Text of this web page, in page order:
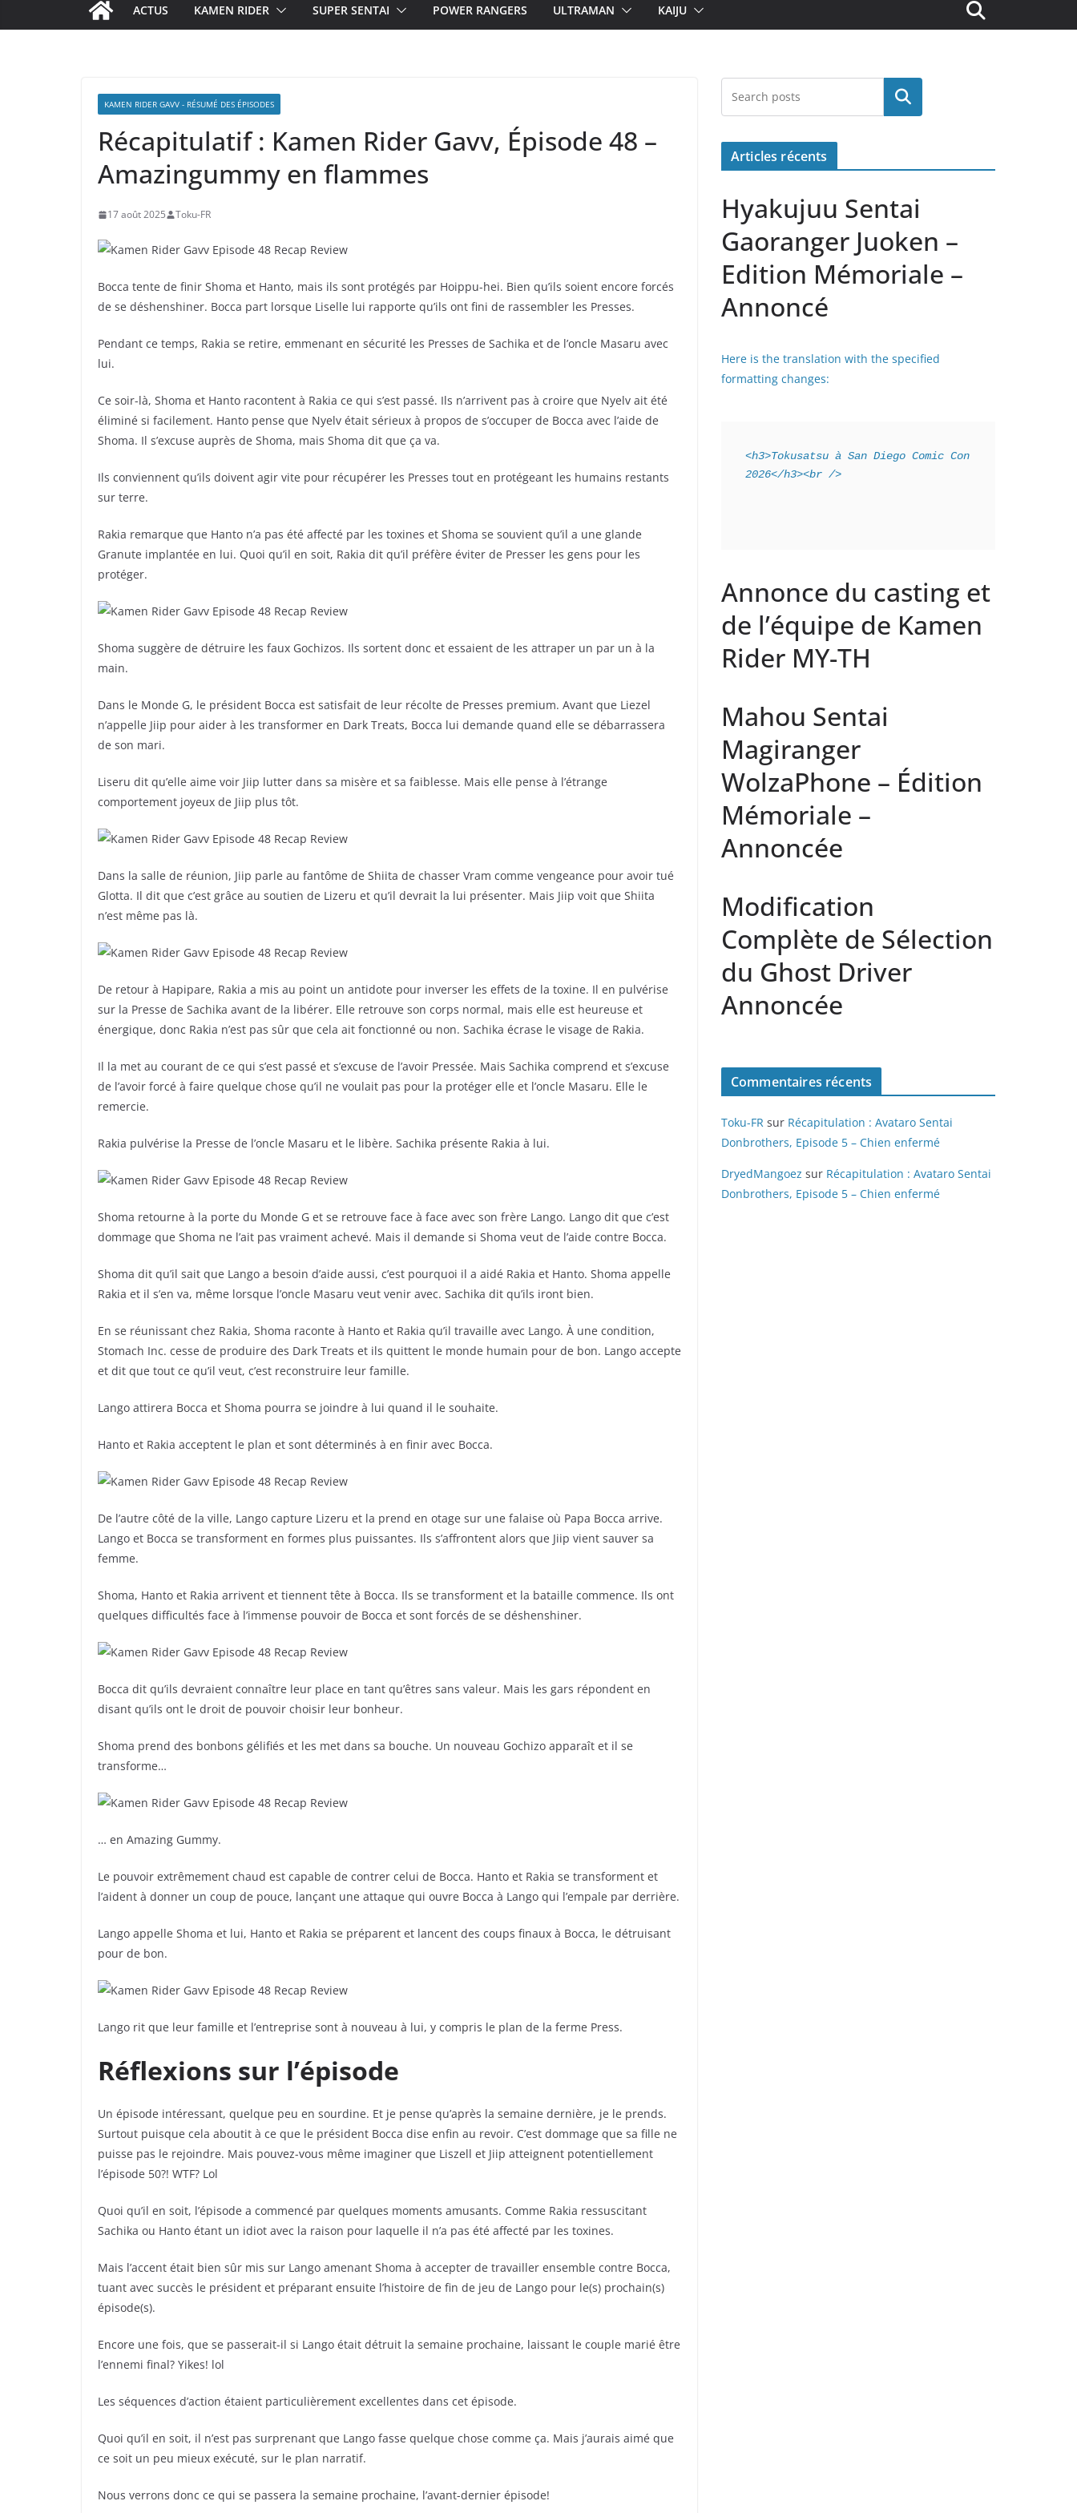
ACTUS KAMEN RIDER SUPER SENTAI POWER RANGERS ULTRAMAN KAIJU
KAMEN RIDER GAVV - RÉSUMÉ DES ÉPISODES
Récapitulatif : Kamen Rider Gavv, Épisode 48 –
Amazingummy en flammes
17 août 2025 Toku-FR
Bocca tente de finir Shoma et Hanto, mais ils sont protégés par Hoippu-hei. Bien qu’ils soient encore forcés
de se déshenshiner. Bocca part lorsque Liselle lui rapporte qu’ils ont fini de rassembler les Presses.
Pendant ce temps, Rakia se retire, emmenant en sécurité les Presses de Sachika et de l’oncle Masaru avec
lui.
Ce soir-là, Shoma et Hanto racontent à Rakia ce qui s’est passé. Ils n’arrivent pas à croire que Nyelv ait été
éliminé si facilement. Hanto pense que Nyelv était sérieux à propos de s’occuper de Bocca avec l’aide de
Shoma. Il s’excuse auprès de Shoma, mais Shoma dit que ça va.
Ils conviennent qu’ils doivent agir vite pour récupérer les Presses tout en protégeant les humains restants
sur terre.
Rakia remarque que Hanto n’a pas été affecté par les toxines et Shoma se souvient qu’il a une glande
Granute implantée en lui. Quoi qu’il en soit, Rakia dit qu’il préfère éviter de Presser les gens pour les
protéger.
Shoma suggère de détruire les faux Gochizos. Ils sortent donc et essaient de les attraper un par un à la
main.
Dans le Monde G, le président Bocca est satisfait de leur récolte de Presses premium. Avant que Liezel
n’appelle Jiip pour aider à les transformer en Dark Treats, Bocca lui demande quand elle se débarrassera
de son mari.
Liseru dit qu’elle aime voir Jiip lutter dans sa misère et sa faiblesse. Mais elle pense à l’étrange
comportement joyeux de Jiip plus tôt.
Dans la salle de réunion, Jiip parle au fantôme de Shiita de chasser Vram comme vengeance pour avoir tué
Glotta. Il dit que c’est grâce au soutien de Lizeru et qu’il devrait la lui présenter. Mais Jiip voit que Shiita
n’est même pas là.
De retour à Hapipare, Rakia a mis au point un antidote pour inverser les effets de la toxine. Il en pulvérise
sur la Presse de Sachika avant de la libérer. Elle retrouve son corps normal, mais elle est heureuse et
énergique, donc Rakia n’est pas sûr que cela ait fonctionné ou non. Sachika écrase le visage de Rakia.
Il la met au courant de ce qui s’est passé et s’excuse de l’avoir Pressée. Mais Sachika comprend et s’excuse
de l’avoir forcé à faire quelque chose qu’il ne voulait pas pour la protéger elle et l’oncle Masaru. Elle le
remercie.
Rakia pulvérise la Presse de l’oncle Masaru et le libère. Sachika présente Rakia à lui.
Shoma retourne à la porte du Monde G et se retrouve face à face avec son frère Lango. Lango dit que c’est
dommage que Shoma ne l’ait pas vraiment achevé. Mais il demande si Shoma veut de l’aide contre Bocca.
Shoma dit qu’il sait que Lango a besoin d’aide aussi, c’est pourquoi il a aidé Rakia et Hanto. Shoma appelle
Rakia et il s’en va, même lorsque l’oncle Masaru veut venir avec. Sachika dit qu’ils iront bien.
En se réunissant chez Rakia, Shoma raconte à Hanto et Rakia qu’il travaille avec Lango. À une condition,
Stomach Inc. cesse de produire des Dark Treats et ils quittent le monde humain pour de bon. Lango accepte
et dit que tout ce qu’il veut, c’est reconstruire leur famille.
Lango attirera Bocca et Shoma pourra se joindre à lui quand il le souhaite.
Hanto et Rakia acceptent le plan et sont déterminés à en finir avec Bocca.
De l’autre côté de la ville, Lango capture Lizeru et la prend en otage sur une falaise où Papa Bocca arrive.
Lango et Bocca se transforment en formes plus puissantes. Ils s’affrontent alors que Jiip vient sauver sa
femme.
Shoma, Hanto et Rakia arrivent et tiennent tête à Bocca. Ils se transforment et la bataille commence. Ils ont
quelques difficultés face à l’immense pouvoir de Bocca et sont forcés de se déshenshiner.
Bocca dit qu’ils devraient connaître leur place en tant qu’êtres sans valeur. Mais les gars répondent en
disant qu’ils ont le droit de pouvoir choisir leur bonheur.
Shoma prend des bonbons gélifiés et les met dans sa bouche. Un nouveau Gochizo apparaît et il se
transforme…
… en Amazing Gummy.
Le pouvoir extrêmement chaud est capable de contrer celui de Bocca. Hanto et Rakia se transforment et
l’aident à donner un coup de pouce, lançant une attaque qui ouvre Bocca à Lango qui l’empale par derrière.
Lango appelle Shoma et lui, Hanto et Rakia se préparent et lancent des coups finaux à Bocca, le détruisant
pour de bon.
Lango rit que leur famille et l’entreprise sont à nouveau à lui, y compris le plan de la ferme Press.
Réflexions sur l’épisode
Un épisode intéressant, quelque peu en sourdine. Et je pense qu’après la semaine dernière, je le prends.
Surtout puisque cela aboutit à ce que le président Bocca dise enfin au revoir. C’est dommage que sa fille ne
puisse pas le rejoindre. Mais pouvez-vous même imaginer que Liszell et Jiip atteignent potentiellement
l’épisode 50?! WTF? Lol
Quoi qu’il en soit, l’épisode a commencé par quelques moments amusants. Comme Rakia ressuscitant
Sachika ou Hanto étant un idiot avec la raison pour laquelle il n’a pas été affecté par les toxines.
Mais l’accent était bien sûr mis sur Lango amenant Shoma à accepter de travailler ensemble contre Bocca,
tuant avec succès le président et préparant ensuite l’histoire de fin de jeu de Lango pour le(s) prochain(s)
épisode(s).
Encore une fois, que se passerait-il si Lango était détruit la semaine prochaine, laissant le couple marié être
l’ennemi final? Yikes! lol
Les séquences d’action étaient particulièrement excellentes dans cet épisode.
Quoi qu’il en soit, il n’est pas surprenant que Lango fasse quelque chose comme ça. Mais j’aurais aimé que
ce soit un peu mieux exécuté, sur le plan narratif.
Nous verrons donc ce qui se passera la semaine prochaine, l’avant-dernier épisode!
Rechercher
Articles récents
Hyakujuu Sentai
Gaoranger Juoken –
Edition Mémoriale –
Annoncé
Here is the translation with the specified
formatting changes:
<h3>Tokusatsu à San Diego Comic Con
2026</h3><br />
Annonce du casting et
de l’équipe de Kamen
Rider MY-TH
Mahou Sentai
Magiranger
WolzaPhone – Édition
Mémoriale –
Annoncée
Modification
Complète de Sélection
du Ghost Driver
Annoncée
Commentaires récents
Toku-FR sur Récapitulation : Avataro Sentai
Donbrothers, Episode 5 – Chien enfermé
DryedMangoez sur Récapitulation : Avataro Sentai
Donbrothers, Episode 5 – Chien enfermé